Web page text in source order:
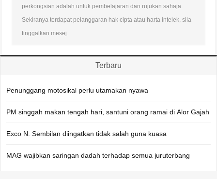
perkongsian adalah untuk pembelajaran dan rujukan sahaja.
Sekiranya terdapat pelanggaran hak cipta atau harta intelek, sila
tinggalkan mesej.
Terbaru
Penunggang motosikal perlu utamakan nyawa
PM singgah makan tengah hari, santuni orang ramai di Alor Gajah
Exco N. Sembilan diingatkan tidak salah guna kuasa
MAG wajibkan saringan dadah terhadap semua juruterbang